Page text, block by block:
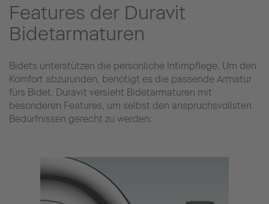
Features der Duravit
Bidetarmaturen
Bidets unterstützen die persönliche Intimpflege. Um den
Komfort abzurunden, benötigt es die passende Armatur
fürs Bidet. Duravit versieht Bidetarmaturen mit
besonderen Features, um selbst den anspruchsvollsten
Bedürfnissen gerecht zu werden: